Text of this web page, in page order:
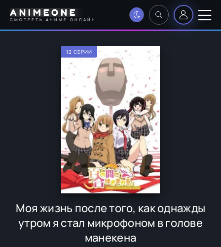
ANIMEONE
СМОТРЕТЬ АНИМЕ ОНЛАЙН
12 СЕРИИ
Моя жизнь после того, как однажды
утром я стал микрофоном в голове
манекена